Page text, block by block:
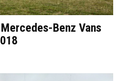
Benz Vans